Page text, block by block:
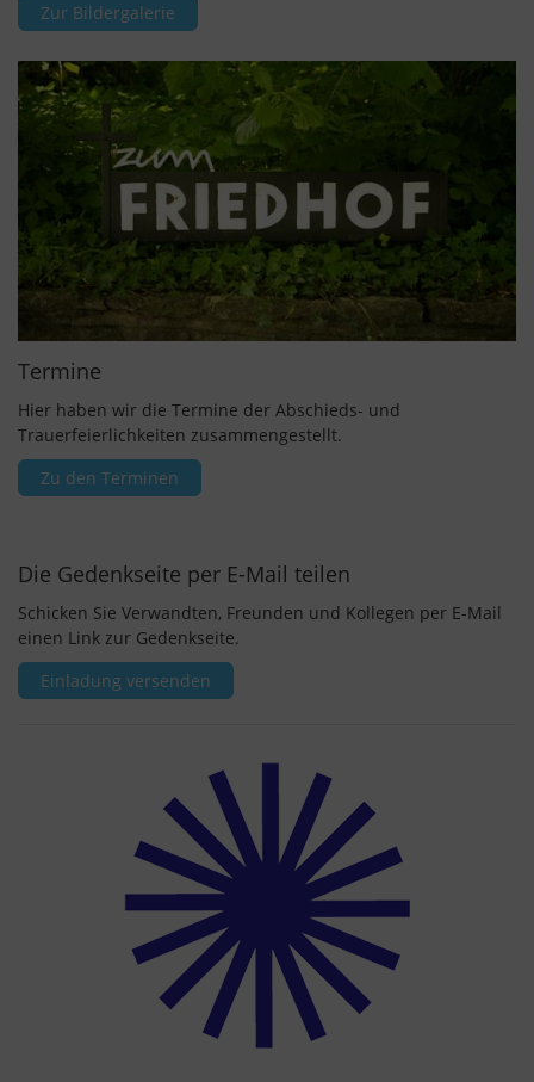
Zur Bildergalerie
Termine
Hier haben wir die Termine der Abschieds- und
Trauerfeierlichkeiten zusammengestellt.
Zu den Terminen
Die Gedenkseite per E-Mail teilen
Schicken Sie Verwandten, Freunden und Kollegen per E-Mail
einen Link zur Gedenkseite.
Einladung versenden